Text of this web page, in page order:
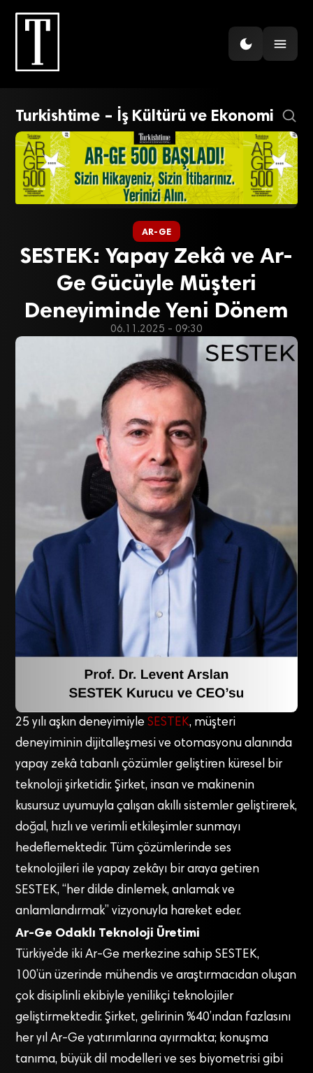
Turkishtime – İş Kültürü ve Ekonomi
AR-GE
SESTEK: Yapay Zekâ ve Ar-
Ge Gücüyle Müşteri
Deneyiminde Yeni Dönem
06.11.2025 - 09:30
25 yılı aşkın deneyimiyleSESTEK, müşteri
deneyiminin dijitalleşmesi ve otomasyonu alanında
yapay zekâ tabanlı çözümler geliştiren küresel bir
teknoloji şirketidir. Şirket, insan ve makinenin
kusursuz uyumuyla çalışan akıllı sistemler geliştirerek,
doğal, hızlı ve verimli etkileşimler sunmayı
hedeflemektedir. Tüm çözümlerinde ses
teknolojileri ile yapay zekâyı bir araya getiren
SESTEK, “her dilde dinlemek, anlamak ve
anlamlandırmak” vizyonuyla hareket eder.
Ar-Ge Odaklı Teknoloji Üretimi
Türkiye’de iki Ar-Ge merkezine sahip SESTEK,
100’ün üzerinde mühendis ve araştırmacıdan oluşan
çok disiplinli ekibiyle yenilikçi teknolojiler
geliştirmektedir. Şirket, gelirinin %40’ından fazlasını
her yıl Ar-Ge yatırımlarına ayırmakta; konuşma
tanıma, büyük dil modelleri ve ses biyometrisi gibi